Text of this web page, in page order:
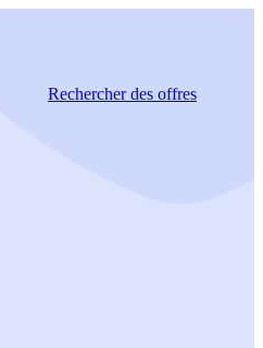
Rechercherdes offres